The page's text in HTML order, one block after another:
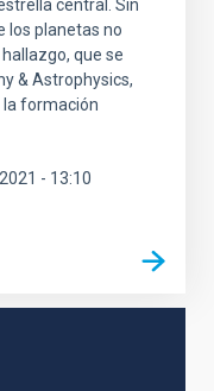
central. Sin
los planetas no
que se
& Astrophysics,
formación
- 13:10